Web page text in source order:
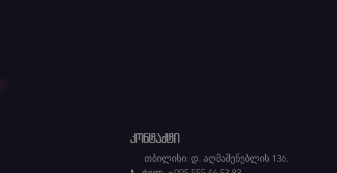
კონტაქტი
თბილისი: დ. აღმაშენებლის 136.